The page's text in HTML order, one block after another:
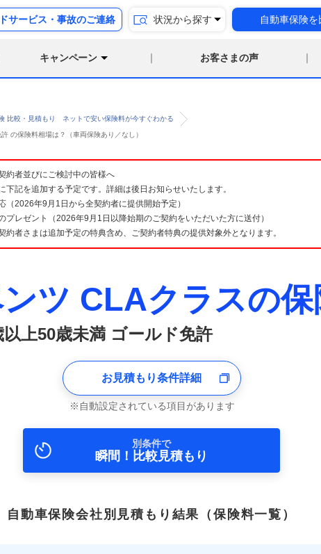
サービス・事故のご連絡 状況から探す 自動車保険を
キャンペーン お客さまの声
比較・見積もり ネットで安い保険料が今すぐわかる
の保険料相場は？（車両保険あり／なし）
者並びにご検討中の皆様へ
記を追加する予定です。詳細は後日お知らせいたします。
（2026年9月1日から全契約者に提供開始予定）
プレゼント（2026年9月1日以降始期のご契約をいただいた方に送付）
者さまは追加予定の特典含め、ご契約者特典の提供対象外となります。
ツ CLAクラスの保
以上50歳未満 ゴールド免許
お見積もり条件詳細
自動設定されている項目があります
別条件で
瞬間！比較見積もり
自動車保険会社別見積もり結果 （保険料一覧）